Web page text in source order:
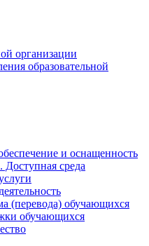
организации
образовательной
и оснащенность
Доступная среда
(перевода) обучающихся
обучающихся